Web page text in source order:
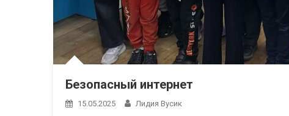
Безопасный интернет
15.05.2025 Лидия Вусик